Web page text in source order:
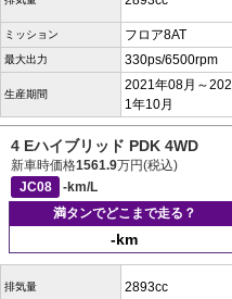
ミッション フロア8AT
最大出力 330ps/6500rpm
生産期間
2021年08月～202
1年10月
4 Eハイブリッド PDK 4WD
新車時価格1561.9万円(税込)
JC08
-km/L
満タンでどこまで走る？
-km
排気量 2893cc